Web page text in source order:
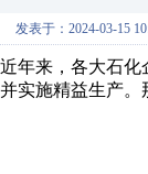
发表于：2024-03-15
近年来，各大石化
并实施精益生产。